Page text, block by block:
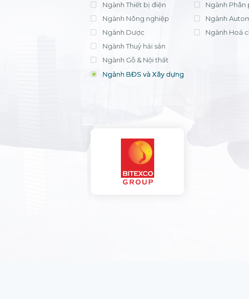
Ngành Thiết bị điện
Ngành Nông nghiệp
Ngành Dược
Ngành Thuỷ hải sản
Ngành Gỗ & Nội thất
Ngành BĐS và Xây dựng
Ngành Phân
Ngành
Ngành Hoá